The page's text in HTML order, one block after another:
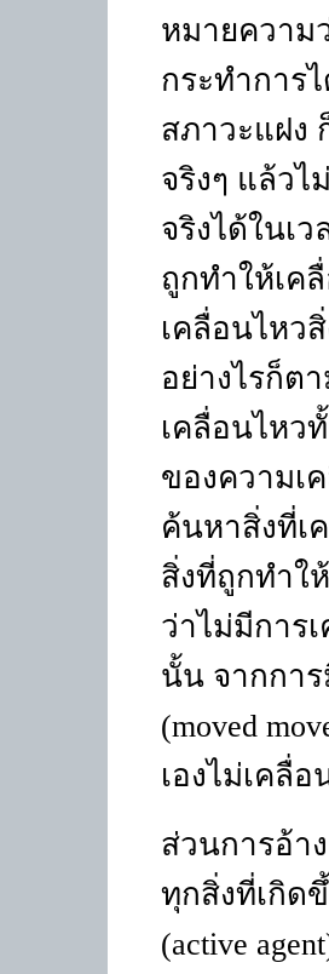
หมายความ
กระทำการ
สภาวะแฝง
จริงๆ แล้วไ
จริงได้ในเ
ถูกทำให้เค
เคลื่อนไหว
อย่างไรก็ต
เคลื่อนไหว
ของความเ
ค้นหาสิ่งที่เ
สิ่งที่ถูกทำใ
ว่าไม่มีการ
นั้น จากกา
(moved
เองไม่เคลื่อ
ส่วนการอ้า
ทุกสิ่งที่เกิด
(active